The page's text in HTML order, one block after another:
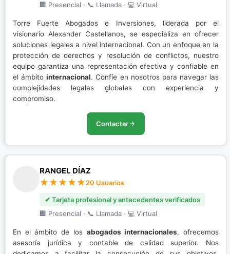
🏢 Presencial · 📞 Llamada · 💻 Virtual
Torre Fuerte Abogados e Inversiones, liderada por el
visionario Alexander Castellanos, se especializa en ofrecer
soluciones legales a nivel internacional. Con un enfoque en la
protección de derechos y resolución de conflictos, nuestro
equipo garantiza una representación efectiva y confiable en
el ámbitointernacional. Confíe en nosotros para navegar las
complejidades legales globales con experiencia y
compromiso.
Contactar
RANGEL DÍAZ
20 Usuarios
✔ Tarjeta profesional y antecedentes verificados
🏢 Presencial · 📞 Llamada · 💻 Virtual
En el ámbito de los abogados internacionales, ofrecemos
asesoría jurídica y contable de calidad superior. Nos